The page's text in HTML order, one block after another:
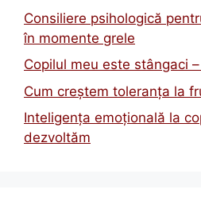
Consiliere psihologică
în momente grele
Copilul meu este stângaci
Cum creștem toleranța la
Inteligența emoțională la
dezvoltăm